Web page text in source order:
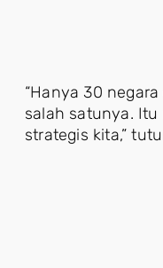
“Hanya 30
salah satunya.
strategis kita,”